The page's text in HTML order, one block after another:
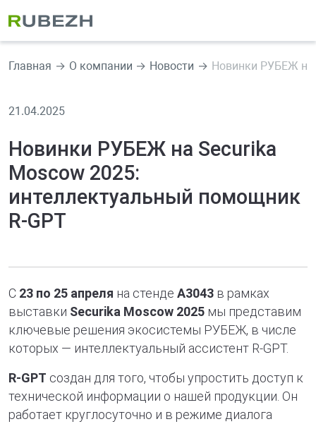
Главная О компании Новости Новинки РУБЕЖ на
21.04.2025
Новинки РУБЕЖ на Securika
Moscow 2025:
интеллектуальный помощник
R-GPT
С 23 по 25 апреля на стенде A3043 в рамках
выставки Securika Moscow 2025 мы представим
ключевые решения экосистемы РУБЕЖ, в числе
которых — интеллектуальный ассистент R-GPT.
R-GPT создан для того, чтобы упростить доступ к
технической информации о нашей продукции. Он
работает круглосуточно и в режиме диалога